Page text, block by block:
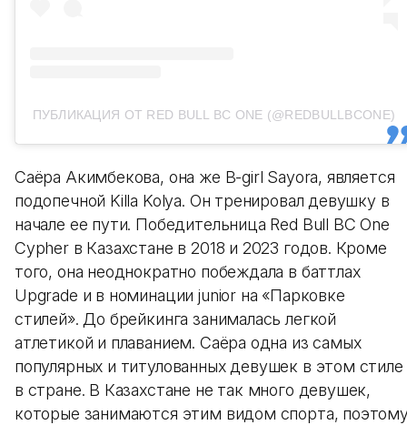
ПУБЛИКАЦИЯ ОТ RED BULL BC ONE (@REDBULLBCONE)
Саёра Акимбекова, она же B-girl Sayora, является
подопечной Killa Kolya. Он тренировал девушку в
начале ее пути. Победительница Red Bull BC One
Cypher в Казахстане в 2018 и 2023 годов. Кроме
того, она неоднократно побеждала в баттлах
Upgrade и в номинации junior на «Парковке
стилей». До брейкинга занималась легкой
атлетикой и плаванием. Саёра одна из самых
популярных и титулованных девушек в этом стиле
в стране. В Казахстане не так много девушек,
которые занимаются этим видом спорта,